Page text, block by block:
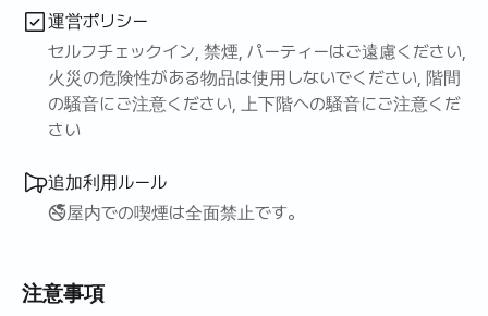
運営ポリシー
セルフチェックイン, 禁煙, パーティーはご遠慮ください,
火災の危険性がある物品は使用しないでください, 階間
の騒音にご注意ください, 上下階への騒音にご注意くだ
さい
追加利用ルール
🚭屋内での喫煙は全面禁止です。
注意事項